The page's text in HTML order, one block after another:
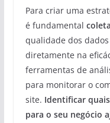
Para criar uma
é fundamental
qualidade dos
diretamente na
ferramentas de
para monitorar o
site. Identificar
para o seu negócio